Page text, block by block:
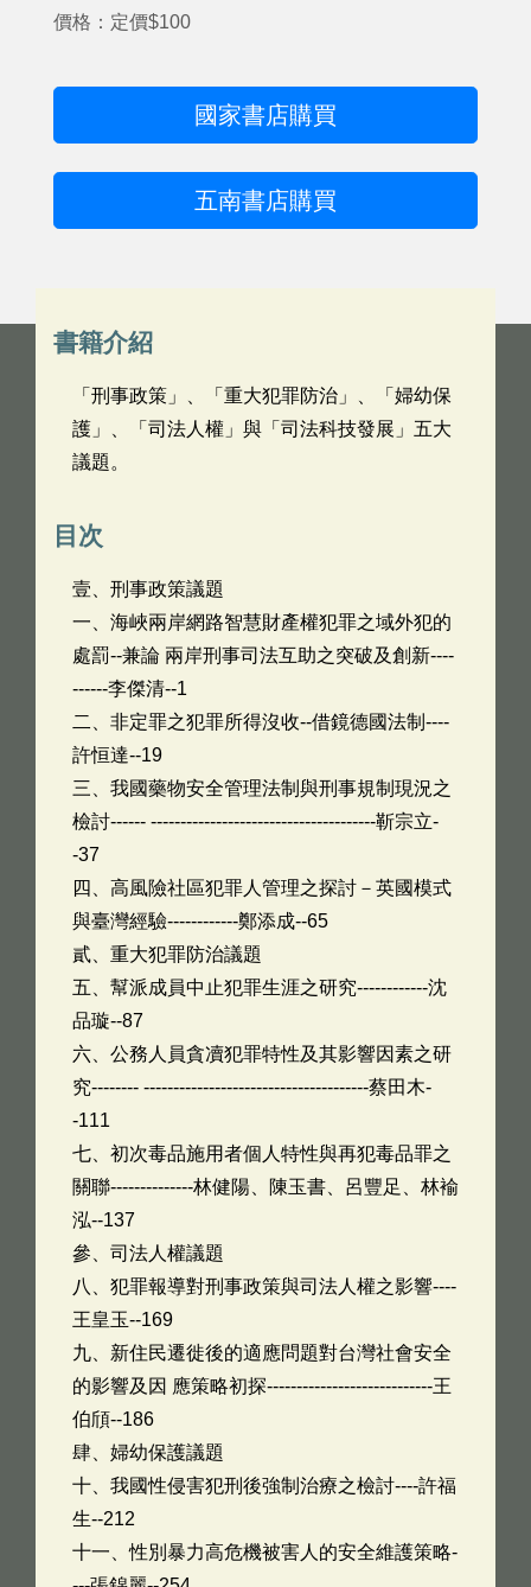
價格：定價$100
國家書店購買
五南書店購買
書籍介紹
「刑事政策」、「重大犯罪防治」、「婦幼保
護」、「司法人權」與「司法科技發展」五大
議題。
目次
壹、刑事政策議題
一、海峽兩岸網路智慧財產權犯罪之域外犯的
處罰--兼論 兩岸刑事司法互助之突破及創新----
------李傑清--1
二、非定罪之犯罪所得沒收--借鏡德國法制----
許恒達--19
三、我國藥物安全管理法制與刑事規制現況之
檢討------ --------------------------------------靳宗立-
-37
四、高風險社區犯罪人管理之探討－英國模式
與臺灣經驗------------鄭添成--65
貳、重大犯罪防治議題
五、幫派成員中止犯罪生涯之研究------------沈
品璇--87
六、公務人員貪凟犯罪特性及其影響因素之研
究-------- --------------------------------------蔡田木-
-111
七、初次毒品施用者個人特性與再犯毒品罪之
關聯--------------林健陽、陳玉書、呂豐足、林褕
泓--137
參、司法人權議題
八、犯罪報導對刑事政策與司法人權之影響----
王皇玉--169
九、新住民遷徙後的適應問題對台灣社會安全
的影響及因 應策略初探----------------------------王
伯頎--186
肆、婦幼保護議題
十、我國性侵害犯刑後強制治療之檢討----許福
生--212
十一、性別暴力高危機被害人的安全維護策略-